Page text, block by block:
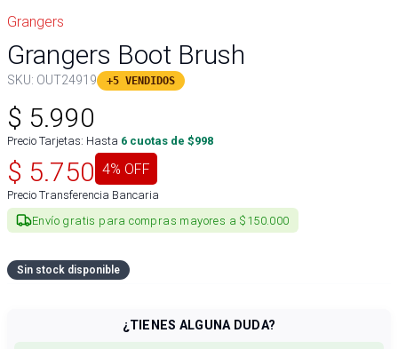
Grangers
Grangers Boot Brush
SKU: OUT24919 +5 VENDIDOS
$ 5.990
Precio Tarjetas: Hasta 6 cuotas de $998
$ 5.750 4% OFF
Precio Transferencia Bancaria
Envío gratis para compras mayores a $150.000
Sin stock disponible
¿TIENES ALGUNA DUDA?